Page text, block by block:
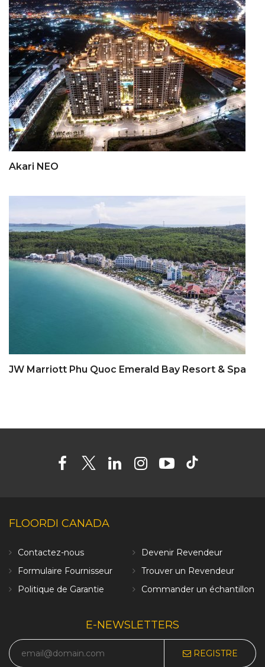
Akari NEO
JW Marriott Phu Quoc Emerald Bay Resort & Spa
FLOORDI CANADA
Contactez-nous
Devenir Revendeur
Formulaire Fournisseur
Trouver un Revendeur
Politique de Garantie
Commander un échantillon
E-NEWSLETTERS
REGISTRE